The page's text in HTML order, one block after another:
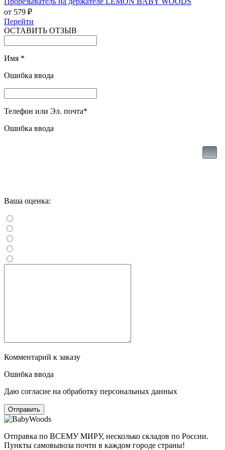
от 579 ₽
Перейти
ОСТАВИТЬ ОТЗЫВ
Имя *
Ошибка ввода
Телефон или Эл. почта*
Ошибка ввода
Ваша оценка:
Комментарий к заказу
Ошибка ввода
Даю согласие на обработку персональных данных
Отправка по ВСЕМУ МИРУ, несколько складов по России.
Пункты самовывоза почти в каждом городе страны!